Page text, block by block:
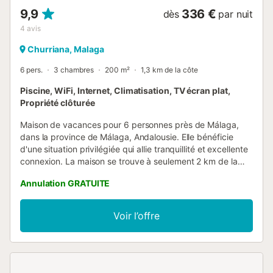
9,9
4 avis
dès 336 € par nuit
Churriana, Malaga
6 pers. 3 chambres 200 m² 1,3 km de la côte
Piscine, WiFi, Internet, Climatisation, TV écran plat,
Propriété clôturée
Maison de vacances pour 6 personnes près de Málaga,
dans la province de Málaga, Andalousie. Elle bénéficie
d'une situation privilégiée qui allie tranquillité et excellente
connexion. La maison se trouve à seulement 2 km de la
Málaga et 50 km de Marbella, devenant ainsi un point
stratégique pour parcourir confortablement la Costa del
Sol tout en profitant du repos. Cette maison offre tout ce
qu'il faut pour rendre vos vacances inoubliables. La
décoration intérieure est soignée dans les moindres détails,
Annulation GRATUITE
Voir l’offre